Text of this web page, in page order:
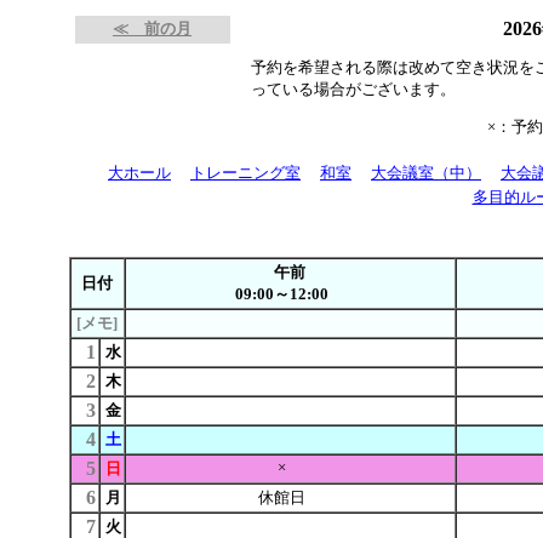
≪ 前の月
予約を希望される際は改めて空き状況
っている場合がございます。
×：予
大ホール トレーニング室 和室 大会議室（中）
大会
多目的ル
日付
午前
09:00～12:00
[メモ]
1 水
2 木
3 金
4 土
5 日 ×
6 月 休館日
7 火